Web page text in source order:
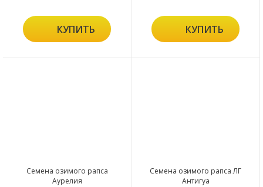
КУПИТЬ КУПИТЬ
Семена озимого рапса
Аурелия
Семена озимого рапса ЛГ
Антигуа